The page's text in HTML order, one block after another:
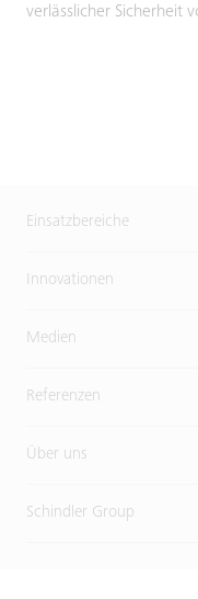
verlässlicher Sicherheit
Einsatzbereiche
Innovationen
Medien
Referenzen
Über uns
Schindler Group